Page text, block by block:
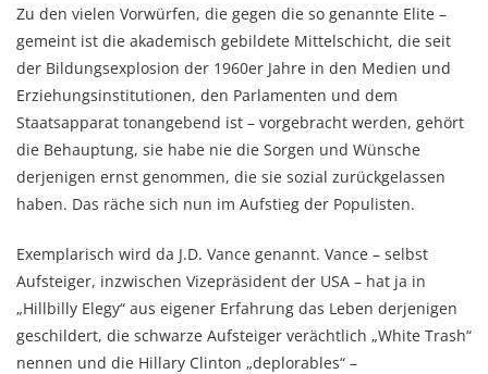
Zu den vielen Vorwürfen, die gegen die so genannte Elite –
gemeint ist die akademisch gebildete Mittelschicht, die seit
der Bildungsexplosion der 1960er Jahre in den Medien und
Erziehungsinstitutionen, den Parlamenten und dem
Staatsapparat tonangebend ist – vorgebracht werden, gehört
die Behauptung, sie habe nie die Sorgen und Wünsche
derjenigen ernst genommen, die sie sozial zurückgelassen
haben. Das räche sich nun im Aufstieg der Populisten.
Exemplarisch wird da J.D. Vance genannt. Vance – selbst
Aufsteiger, inzwischen Vizepräsident der USA – hat ja in
„Hillbilly Elegy“ aus eigener Erfahrung das Leben derjenigen
geschildert, die schwarze Aufsteiger verächtlich „White Trash“
nennen und die Hillary Clinton „deplorables“ –